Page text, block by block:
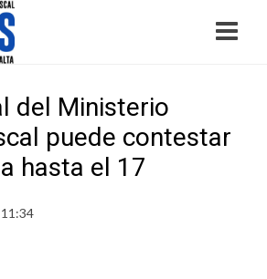
del Ministerio
puede contestar
hasta el 17